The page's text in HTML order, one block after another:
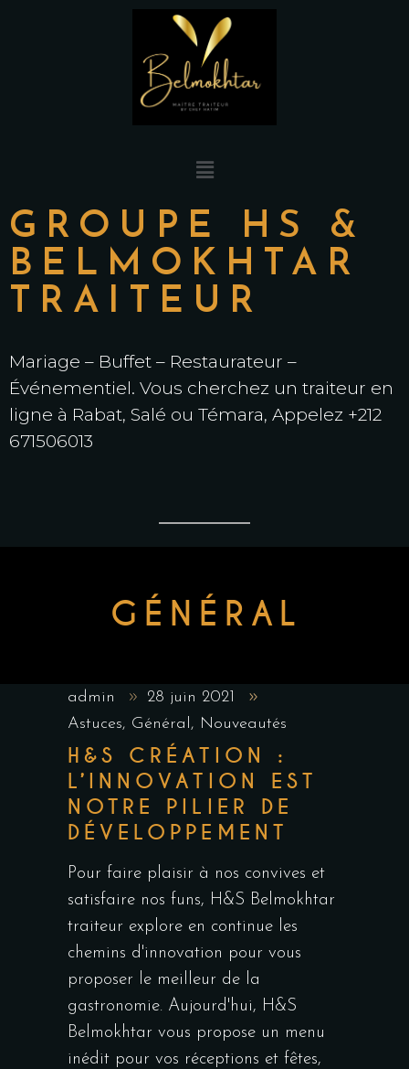
GROUPE HS &
BELMOKHTAR
TRAITEUR
Mariage – Buffet – Restaurateur –
Événementiel. Vous cherchez un traiteur en
ligne à Rabat, Salé ou Témara, Appelez +212
671506013
GÉNÉRAL
admin
28 juin 2021
Astuces, Général, Nouveautés
H&S CRÉATION :
L’INNOVATION EST
NOTRE PILIER DE
DÉVELOPPEMENT
Pour faire plaisir à nos convives et
satisfaire nos funs, H&S Belmokhtar
traiteur explore en continue les
chemins d'innovation pour vous
proposer le meilleur de la
gastronomie. Aujourd'hui, H&S
Belmokhtar vous propose un menu
inédit pour vos réceptions et fêtes,